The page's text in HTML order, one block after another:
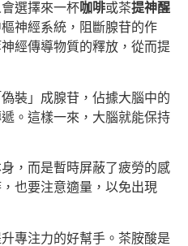
選擇來一杯咖啡或茶提神醒
神經系統，阻斷腺苷的作
經傳導物質的釋放，從而提
裝」成腺苷，佔據大腦中的
。這樣一來，大腦就能保持
，而是暫時屏蔽了疲勞的感
也要注意適量，以免出現
專注力的好幫手。茶胺酸是